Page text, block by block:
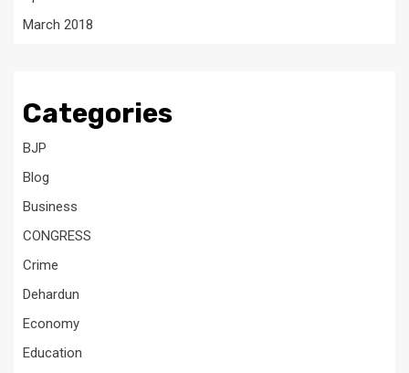
March 2018
Categories
BJP
Blog
Business
CONGRESS
Crime
Dehardun
Economy
Education